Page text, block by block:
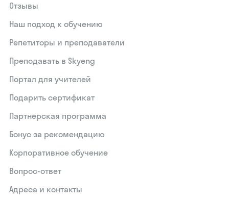
Отзывы
Наш подход к обучению
Репетиторы и преподаватели
Преподавать в Skyeng
Портал для учителей
Подарить сертификат
Партнерская программа
Бонус за рекомендацию
Корпоративное обучение
Вопрос-ответ
Адреса и контакты